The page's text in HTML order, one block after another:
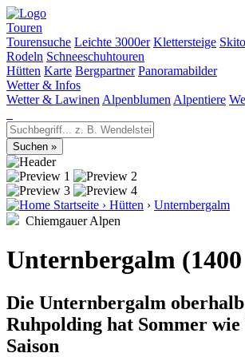
Touren
Tourensuche Leichte 3000er Klettersteige
Rodeln Schneeschuhtouren
Hütten Karte Bergpartner Panoramabilder
Wetter & Infos
Wetter & Lawinen Alpenblumen Alpentiere
Startseite › Hütten › Unternbergalm
Chiemgauer Alpen
Unternbergalm
Die Unternbergalm
Ruhpolding hat Sommer
Saison